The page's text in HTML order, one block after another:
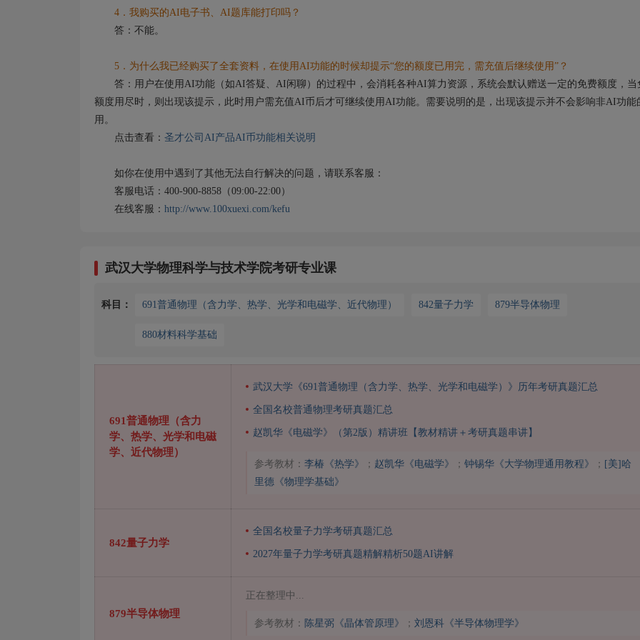
4．我购买的AI电子书、AI题库能打印吗？
答：不能。
5．为什么我已经购买了全套资料，在使用AI功能的时候却提示“您的额度已用完，需充值后继续使用”？
答：用户在使用AI功能（如AI答疑、AI闲聊）的过程中，会消耗各种AI算力资源，系统会默认赠送一定的免费额度，当
额度用尽时，则出现该提示，此时用户需充值AI币后才可继续使用AI功能。需要说明的是，出现该提示并不会影响非AI功能
用。
点击查看： 圣才公司AI产品AI币功能相关说明
如你在使用中遇到了其他无法自行解决的问题，请联系客服：
客服电话：400-900-8858（09:00-22:00）
在线客服： http://www.100xuexi.com/kefu
武汉大学物理科学与技术学院考研专业课
科目： 691普通物理（含力学、热学、光学和电磁学、近代物理） 842量子力学 879半导体物理
880材料科学基础
691普通物理（含力
学、热学、光学和电磁
学、近代物理）
武汉大学《691普通物理（含力学、热学、光学和电磁学）》历年考研真题汇总
全国名校普通物理考研真题汇总
赵凯华《电磁学》（第2版）精讲班【教材精讲＋考研真题串讲】
参考教材： 李椿《热学》 ； 赵凯华《电磁学》 ； 钟锡华《大学物理通用教程》 ； [美]哈
里德《物理学基础》
842量子力学
全国名校量子力学考研真题汇总
2027年量子力学考研真题精解精析50题AI讲解
879半导体物理
正在整理中...
参考教材： 陈星弼《晶体管原理》 ； 刘恩科《半导体物理学》